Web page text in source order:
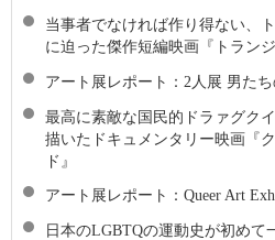
当事者でなければ作り得ない、
に迫った傑作短編映画『トラン
アート展レポート：2人展 男た
最高に素敵な国⺠的ドラァグク
描いたドキュメンタリー映画『
ド』
アート展レポート：Queer Art
日本のLGBTQの運動史が初めて